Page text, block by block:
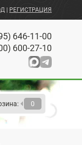
РЕГИСТРАЦИЯ
646-11-00
600-27-10
0
arrow_left